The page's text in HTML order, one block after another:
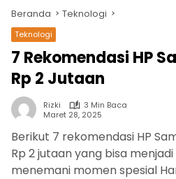
Beranda Teknologi
Teknologi
7 Rekomendasi HP
Rp 2 Jutaan
Rizki
3 Min Baca
Maret 28, 2025
Berikut 7 rekomendasi HP
Rp 2 jutaan yang bisa
menemani momen spesial